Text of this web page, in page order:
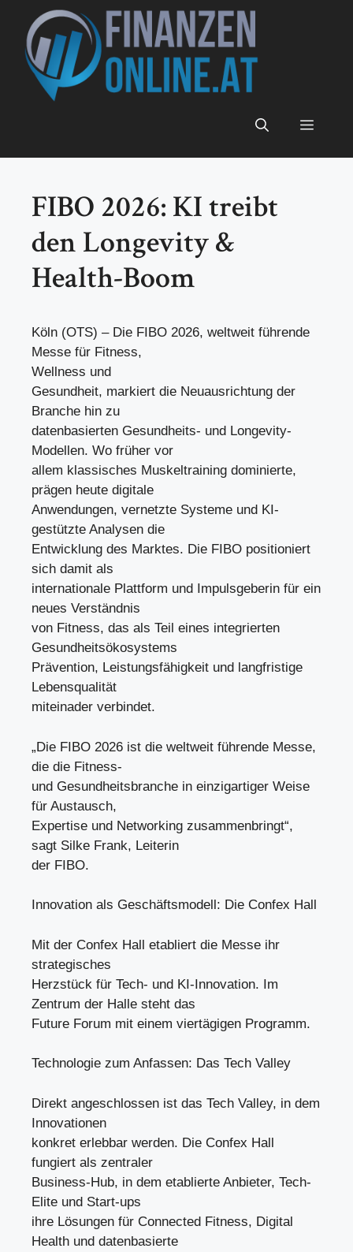
Inhalt
springen
Menü
FIBO 2026: KI treibt
den Longevity &
Health-Boom
Köln (OTS) – Die FIBO 2026, weltweit führende
Messe für Fitness,
Wellness und
Gesundheit, markiert die Neuausrichtung der
Branche hin zu
datenbasierten Gesundheits- und Longevity-
Modellen. Wo früher vor
allem klassisches Muskeltraining dominierte,
prägen heute digitale
Anwendungen, vernetzte Systeme und KI-
gestützte Analysen die
Entwicklung des Marktes. Die FIBO positioniert
sich damit als
internationale Plattform und Impulsgeberin für ein
neues Verständnis
von Fitness, das als Teil eines integrierten
Gesundheitsökosystems
Prävention, Leistungsfähigkeit und langfristige
Lebensqualität
miteinader verbindet.
„Die FIBO 2026 ist die weltweit führende Messe,
die die Fitness-
und Gesundheitsbranche in einzigartiger Weise
für Austausch,
Expertise und Networking zusammenbringt“,
sagt Silke Frank, Leiterin
der FIBO.
Innovation als Geschäftsmodell: Die Confex Hall
Mit der Confex Hall etabliert die Messe ihr
strategisches
Herzstück für Tech- und KI-Innovation. Im
Zentrum der Halle steht das
Future Forum mit einem viertägigen Programm.
Technologie zum Anfassen: Das Tech Valley
Direkt angeschlossen ist das Tech Valley, in dem
Innovationen
konkret erlebbar werden. Die Confex Hall
fungiert als zentraler
Business-Hub, in dem etablierte Anbieter, Tech-
Elite und Start-ups
ihre Lösungen für Connected Fitness, Digital
Health und datenbasierte